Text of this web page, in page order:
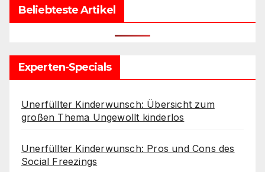
Beliebteste Artikel
Experten-Specials
Unerfüllter Kinderwunsch: Übersicht zum
großen Thema Ungewollt kinderlos
Unerfüllter Kinderwunsch: Pros und Cons des
Social Freezings